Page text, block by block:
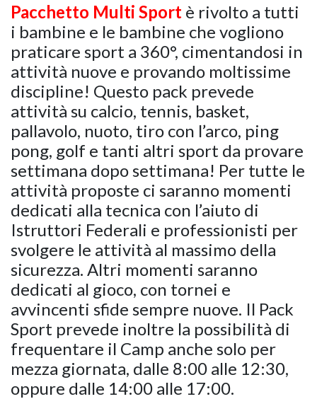
Pacchetto Multi Sport è rivolto a tutti
i bambine e le bambine che vogliono
praticare sport a 360°, cimentandosi in
attività nuove e provando moltissime
discipline! Questo pack prevede
attività su calcio, tennis, basket,
pallavolo, nuoto, tiro con l’arco, ping
pong, golf e tanti altri sport da provare
settimana dopo settimana! Per tutte le
attività proposte ci saranno momenti
dedicati alla tecnica con l’aiuto di
Istruttori Federali e professionisti per
svolgere le attività al massimo della
sicurezza. Altri momenti saranno
dedicati al gioco, con tornei e
avvincenti sfide sempre nuove. Il Pack
Sport prevede inoltre la possibilità di
frequentare il Camp anche solo per
mezza giornata, dalle 8:00 alle 12:30,
oppure dalle 14:00 alle 17:00.